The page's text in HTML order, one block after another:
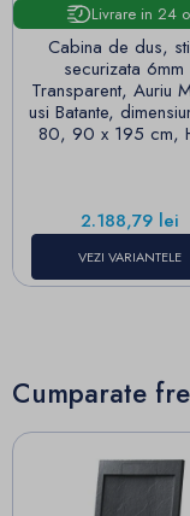
Livrare in 24
Cabina de dus,
securizata 6mm
Transparent, Auriu
usi Batante,
80, 90 x 195 cm,
Pret
2.188,79 lei
VEZI VARIANTELE
Cumparate